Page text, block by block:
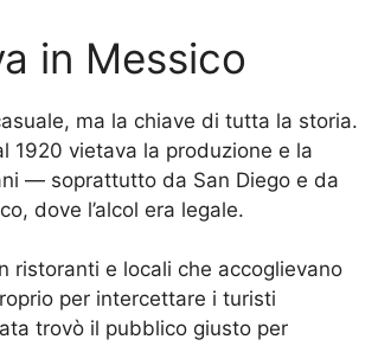
in Messico
ma la chiave di tutta la storia.
1920 vietava la produzione e la
— soprattutto da San Diego e da
dove l’alcol era legale.
ristoranti e locali che accoglievano
per intercettare i turisti
trovò il pubblico giusto per